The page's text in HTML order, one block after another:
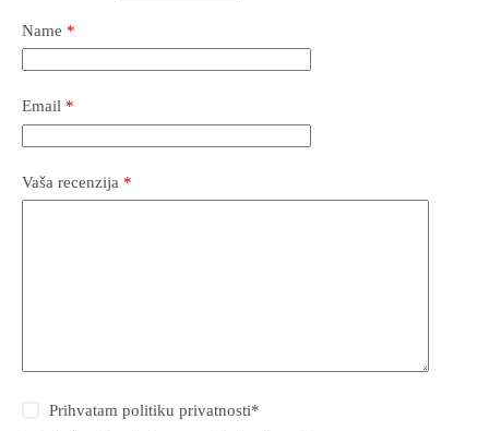
Name *
Email *
Vaša recenzija *
Prihvatampolitiku privatnosti*